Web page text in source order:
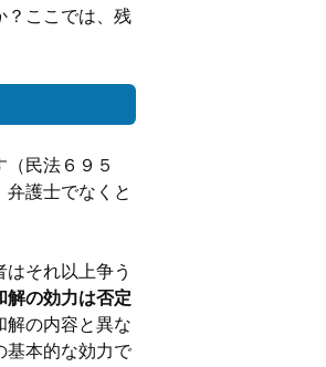
？ここでは、残
民法６９５
護士でなくと
それ以上争う
解の効力は否定
解の内容と異な
基本的な効力で